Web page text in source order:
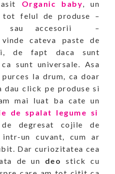
Organic baby, un
tot felul de produse –
sau accesorii –
cateva paste de
de fapt daca sunt
sunt universale. Asa
la drum, ca doar
dau click pe produse si
mai luat ba cate un
de spalat legume si
degresat cojile de
un cuvant, cum ar
Dar curiozitatea cea
de un deo
stick cu